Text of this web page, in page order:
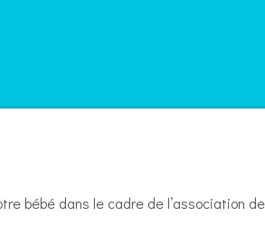
bébé dans le cadre de l’association